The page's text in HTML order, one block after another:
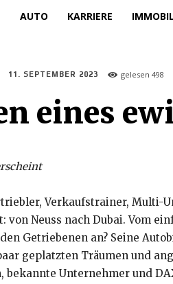
AUTO KARRIERE
11. SEPTEMBER 2023 gelesen 498
eines
Verkaufstrainer, Multi-
von Neuss nach Dubai. Vom
Getriebenen an? Seine
geplatzten Träumen und
Unternehmer und